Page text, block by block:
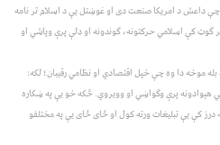
چې داعش د امريکا صنعت دی او غوښتل يې د اسلام تر نامه
کې اسلامي حرکتونه، ګوندونه او ډلې پرې وپاشي او
موخه دا وه چې خپل اقتصادي او نظامي رقيبان؛ لکه:
هېوادونه پرې وګواښي او وويروي. ځکه خو يې په ښکاره
درز کې يې تبليغات ورته کول او ځای ځای يې په مختلفو